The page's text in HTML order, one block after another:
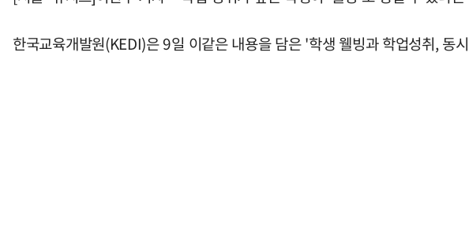
한국교육개발원(KEDI)은 9일 이같은 내용을 담은 '학생 웰빙과 학업성취,